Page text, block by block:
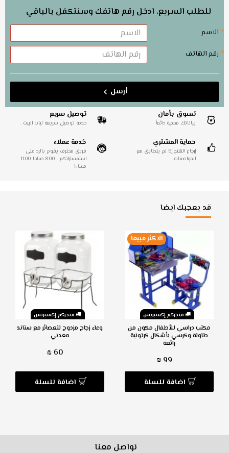
للطلب السريع، ادخل رقم هاتفك وسنتكفل بالباقي
الاسم
رقم الهاتف
أرسل
تسوق بأمان
بياناتك محمية دائماً
توصيل سريع
خدمة توصيل سريعة لباب البيت .
حماية المشتري
إرجاع المُنتج إذا لم يتطابق مع
المواصفات
خدمة عملاء
فريق محترف يقوم بالرد على
استفساراتكم . 8:00 صباحا 11:00
مساءا
قد يعجبك ايضا
متجركم إكسبريس
الاكثر مبيعا
مكتب دراسي للأطفال مكون من
طاولة وكرسي بأشكال كرتونية
رائعة
99 ₪
اضافة للسلة
متجركم إكسبريس
وعاء زجاج مزدوج للعصائر مع ستاند
معدني
60 ₪
اضافة للسلة
تواصل معنا